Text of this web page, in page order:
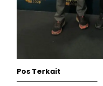
Pos Terkait